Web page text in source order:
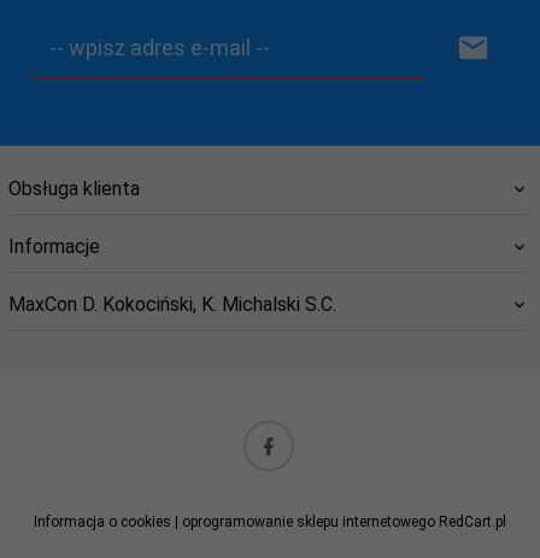
-- wpisz adres e-mail --
Obsługa klienta
Informacje
MaxCon D. Kokociński, K. Michalski S.C.
Informacja o cookies | oprogramowanie sklepu internetowego RedCart.pl